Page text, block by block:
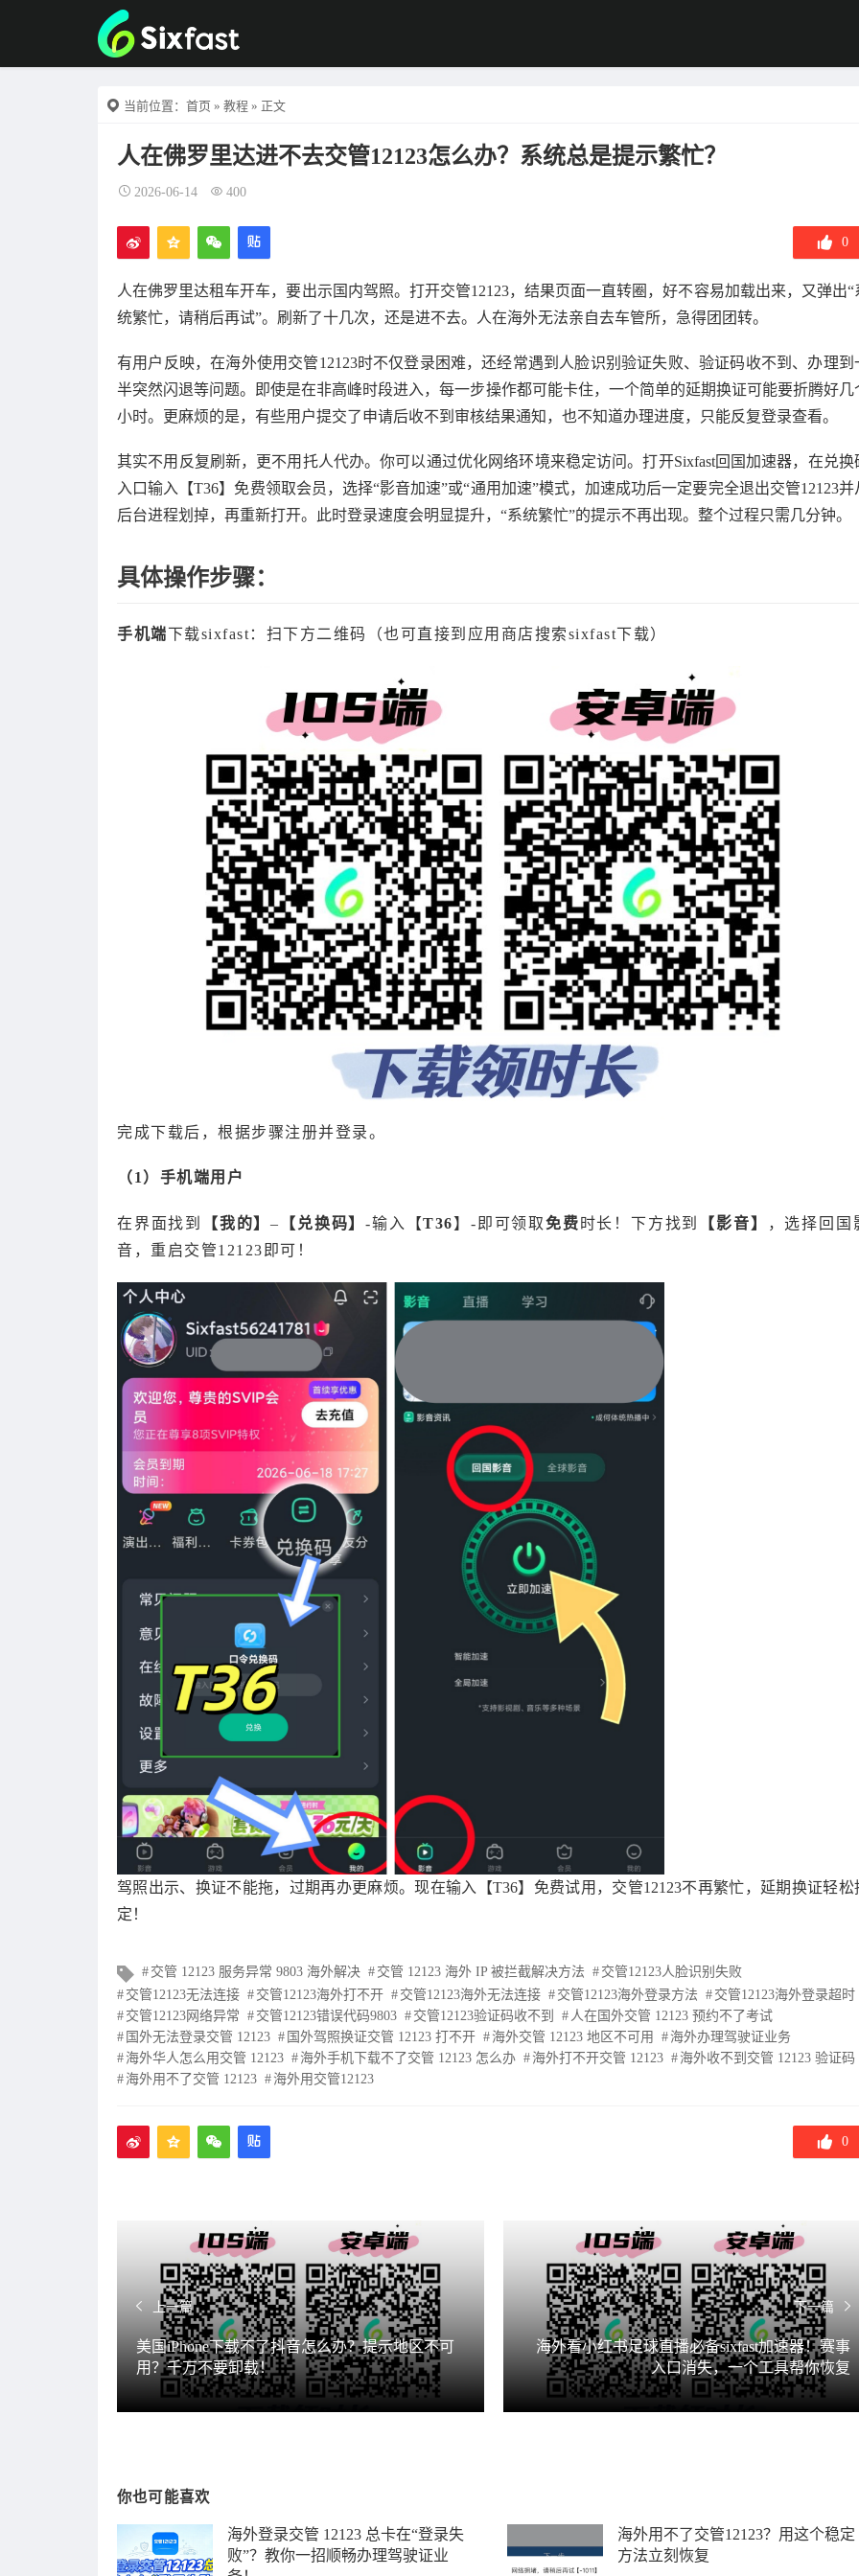
当前位置： 首页 » 教程 » 正文
人在佛罗里达进不去交管12123怎么办？系统总是提示繁忙？
2026-06-14 400
0
人在佛罗里达租车开车，要出示国内驾照。打开交管12123，结果页面一直转圈，好不容易加载出来，又弹出“
统繁忙，请稍后再试”。刷新了十几次，还是进不去。人在海外无法亲自去车管所，急得团团转。
有用户反映，在海外使用交管12123时不仅登录困难，还经常遇到人脸识别验证失败、验证码收不到、办理到
半突然闪退等问题。即使是在非高峰时段进入，每一步操作都可能卡住，一个简单的延期换证可能要折腾好几
小时。更麻烦的是，有些用户提交了申请后收不到审核结果通知，也不知道办理进度，只能反复登录查看。
其实不用反复刷新，更不用托人代办。你可以通过优化网络环境来稳定访问。打开Sixfast回国加速器，在兑换
入口输入【T36】免费领取会员，选择“影音加速”或“通用加速”模式，加速成功后一定要完全退出交管12123并
后台进程划掉，再重新打开。此时登录速度会明显提升，“系统繁忙”的提示不再出现。整个过程只需几分钟。
具体操作步骤：
手机端下载sixfast：扫下方二维码（也可直接到应用商店搜索sixfast下载）
完成下载后，根据步骤注册并登录。
（1）手机端用户
在界面找到 【我的】– 【兑换码】-输入【T36】-即可领取免费 时长！下方找到 【影音】
，选择回国
音，重启交管12123即可！
驾照出示、换证不能拖，过期再办更麻烦。现在输入【T36】免费试用，交管12123不再繁忙，延期换证轻松
定！
文
章
标
签
交管 12123 服务异常 9803 海外解决 交管 12123 海外 IP 被拦截解决方法
交管12123人脸识别失败
交管12123无法连接
交管12123海外打不开 交管12123海外无法连接 交管12123海外登录方法
交管12123海外登录超时
交管12123网络异常
交管12123错误代码9803 交管12123验证码收不到
人在国外交管 12123 预约不了考试
国外无法登录交管 12123
国外驾照换证交管 12123 打不开 海外交管 12123 地区不可用
海外办理驾驶证业务
海外华人怎么用交管 12123
海外手机下载不了交管 12123 怎么办 海外打不开交管 12123
海外收不到交管 12123 验证码
海外用不了交管 12123
海外用交管12123
0
上一篇
美国iPhone下载不了抖音怎么办？提示地区不可
用？千万不要卸载！
下一篇
海外看小红书足球直播必备sixfast加速器！赛事
入口消失，一个工具帮你恢复
你也可能喜欢
海外登录交管 12123 总卡在“登录失
败”？教你一招顺畅办理驾驶证业
海外用不了交管12123？用这个稳定
方法立刻恢复